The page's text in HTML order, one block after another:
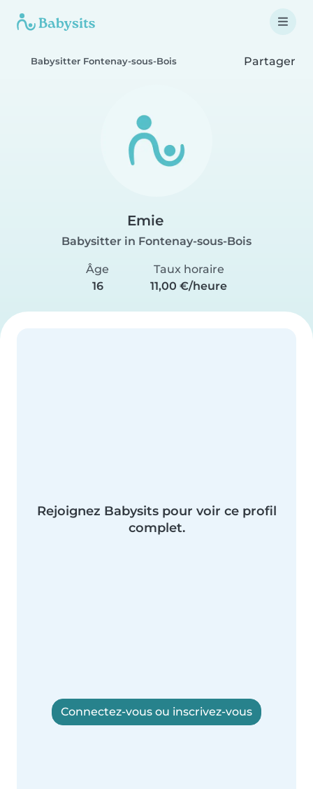
Babysitter Fontenay-sous-Bois Partager
Emie
Babysitter in Fontenay-sous-Bois
Âge
16
Taux horaire
11,00 €/heure
Rejoignez Babysits pour voir ce profil
complet.
Connectez-vous ou inscrivez-vous